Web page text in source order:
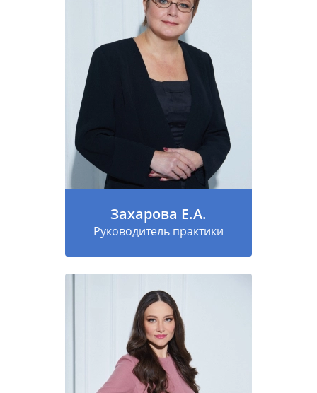
Захарова Е.А.
Руководитель практики